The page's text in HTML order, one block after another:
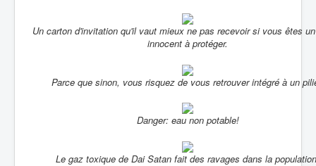
Un carton d'invitation qu'il vaut mieux ne pas recevoir si vous êtes
innocent à protéger.
Parce que sinon, vous risquez de vous retrouver intégré à un
Danger: eau non potable!
Le gaz toxique de Dai Satan fait des ravages dans la